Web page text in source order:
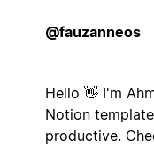
@fauzanneos
Hello 👋 I'm
Notion
productive.